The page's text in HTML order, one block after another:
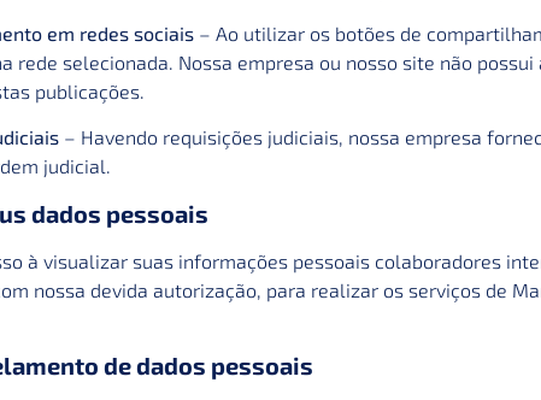
em redes sociais – Ao utilizar os botões de
rede selecionada. Nossa empresa ou nosso site não
publicações.
– Havendo requisições judiciais, nossa empresa
judicial.
dados pessoais
à visualizar suas informações pessoais colaboradores
nossa devida autorização, para realizar os serviços de
de dados pessoais